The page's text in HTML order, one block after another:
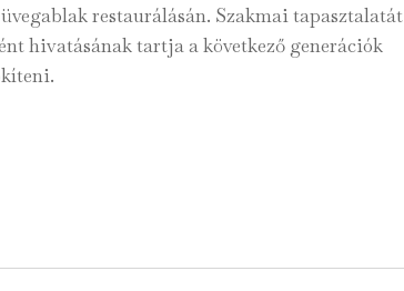
restaurálásán. Szakmai tapasztalatát
hivatásának tartja a következő generációk